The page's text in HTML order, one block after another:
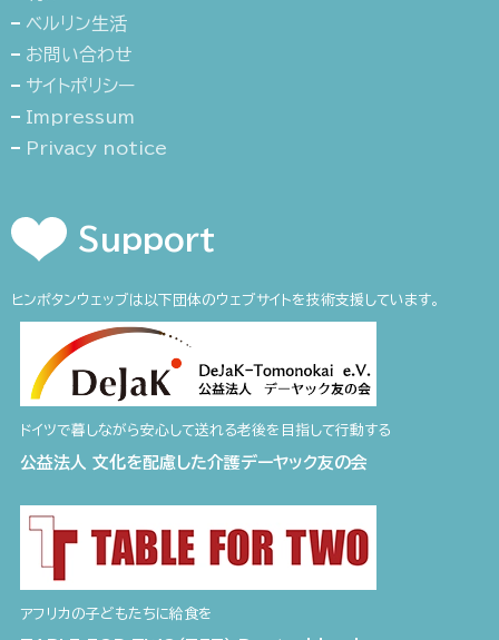
ベルリン生活
お問い合わせ
サイトポリシー
Impressum
Privacy notice
Support
ヒンポタンウェッブは以下団体のウェブサイトを技術支援しています。
ドイツで暮しながら安心して送れる老後を目指して行動する
公益法人 文化を配慮した介護デーヤック友の会
アフリカの子どもたちに給食を